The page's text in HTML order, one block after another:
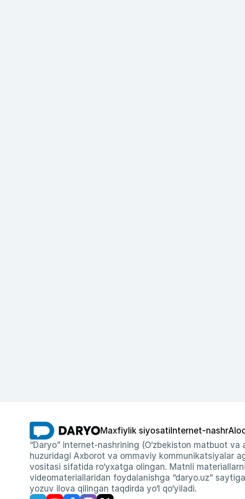
Maxfiylik siyosati Internet-nashr
“Daryo” internet-nashrining (O‘zbekiston matbuot
huzuridagi Axborot va ommaviy kommunikatsiyalar
vositasi sifatida ro‘yxatga olingan. Matnli
videomateriallaridan foydalanishga “daryo.uz”
yozuv ilova qilingan taqdirda yo‘l qo‘yiladi.